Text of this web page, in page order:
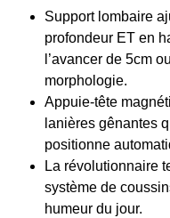
Support lombaire
profondeur ET en
l’avancer de 5cm
morphologie.
Appuie-tête
lanières gênantes
positionne
La révolutionnaire
système de
humeur du jour.